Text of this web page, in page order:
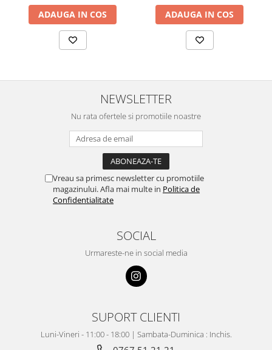
ADAUGA IN COS ADAUGA IN COS
NEWSLETTER
Nu rata ofertele si promotiile noastre
Vreau sa primesc newsletter cu promotiile
magazinului. Afla mai multe in Politica de
Confidentialitate
SOCIAL
Urmareste-ne in social media
SUPORT CLIENTI
Luni-Vineri - 11:00 - 18:00 | Sambata-Duminica : Inchis.